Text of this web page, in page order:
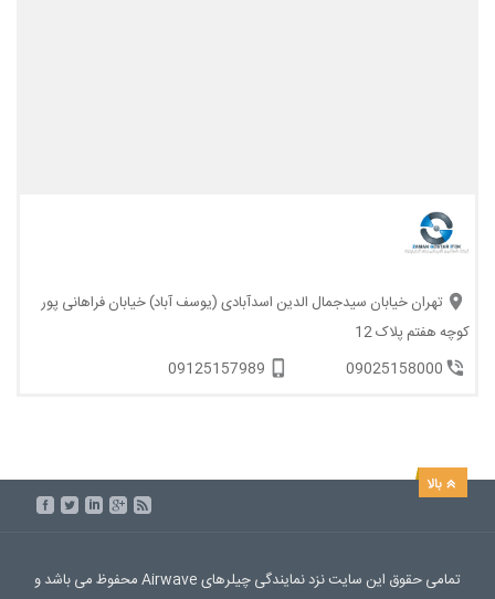
تهران خیابان سیدجمال الدین اسدآبادی (یوسف آباد) خیابان فراهانی پور
کوچه هفتم پلاک 12
09025158000
09125157989
تمامی حقوق این سایت نزد نمایندگی چیلرهای Airwave محفوظ می باشد و